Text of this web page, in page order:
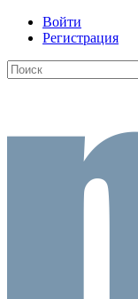
Войти
Регистрация